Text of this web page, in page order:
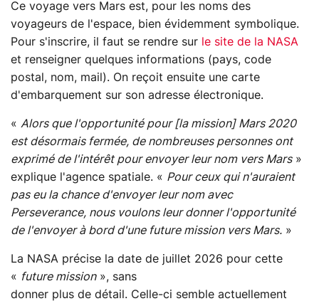
Ce voyage vers Mars est, pour les noms des
voyageurs de l'espace, bien évidemment symbolique.
Pour s'inscrire, il faut se rendre sur le site de la NASA
et renseigner quelques informations (pays, code
postal, nom, mail). On reçoit ensuite une carte
d'embarquement sur son adresse électronique.
« Alors que l'opportunité pour [la mission] Mars 2020
est désormais fermée, de nombreuses personnes ont
exprimé de l'intérêt pour envoyer leur nom vers Mars»
explique l'agence spatiale. « Pour ceux qui n'auraient
pas eu la chance d'envoyer leur nom avec
Perseverance, nous voulons leur donner l'opportunité
de l'envoyer à bord d'une future mission vers Mars. »
La NASA précise la date de juillet 2026 pour cette
« future mission», sans
donner plus de détail. Celle-ci semble actuellement